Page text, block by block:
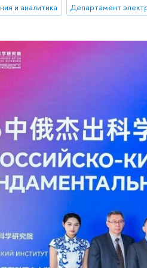
и аналитика Департамент